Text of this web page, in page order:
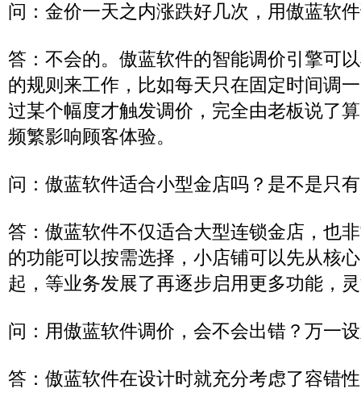
问：金价一天之内涨跌好几次，用傲蓝软
答：不会的。傲蓝软件的智能调价引擎可
的规则来工作，比如每天只在固定时间调
过某个幅度才触发调价，完全由老板说了
频繁影响顾客体验。
问：傲蓝软件适合小型金店吗？是不是只
答：傲蓝软件不仅适合大型连锁金店，也
的功能可以按需选择，小店铺可以先从核
起，等业务发展了再逐步启用更多功能，
问：用傲蓝软件调价，会不会出错？万一
答：傲蓝软件在设计时就充分考虑了容错